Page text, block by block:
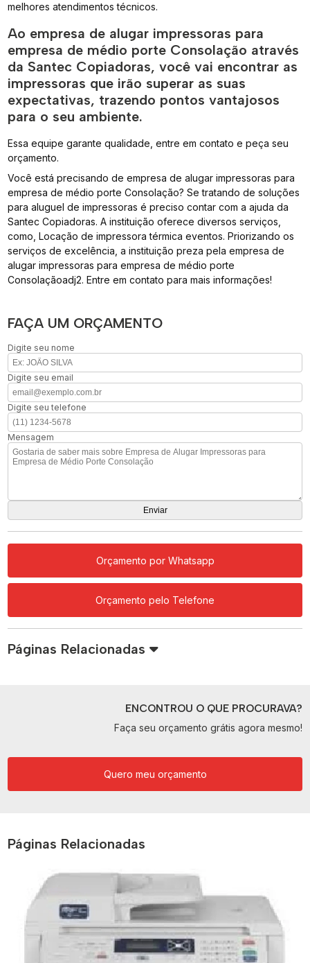
melhores atendimentos técnicos.
Ao empresa de alugar impressoras para
empresa de médio porte Consolação através
da Santec Copiadoras, você vai encontrar as
impressoras que irão superar as suas
expectativas, trazendo pontos vantajosos
para o seu ambiente.
Essa equipe garante qualidade, entre em contato e peça seu
orçamento.
Você está precisando de empresa de alugar impressoras para
empresa de médio porte Consolação? Se tratando de soluções
para aluguel de impressoras é preciso contar com a ajuda da
Santec Copiadoras. A instituição oferece diversos serviços,
como, Locação de impressora térmica eventos. Priorizando os
serviços de excelência, a instituição preza pela empresa de
alugar impressoras para empresa de médio porte
Consolaçãoadj2. Entre em contato para mais informações!
FAÇA UM ORÇAMENTO
Digite seu nome
Digite seu email
Digite seu telefone
Mensagem
Orçamento por Whatsapp
Orçamento pelo Telefone
Páginas Relacionadas
ENCONTROU O QUE PROCURAVA?
Faça seu orçamento grátis agora mesmo!
Quero meu orçamento
Páginas Relacionadas